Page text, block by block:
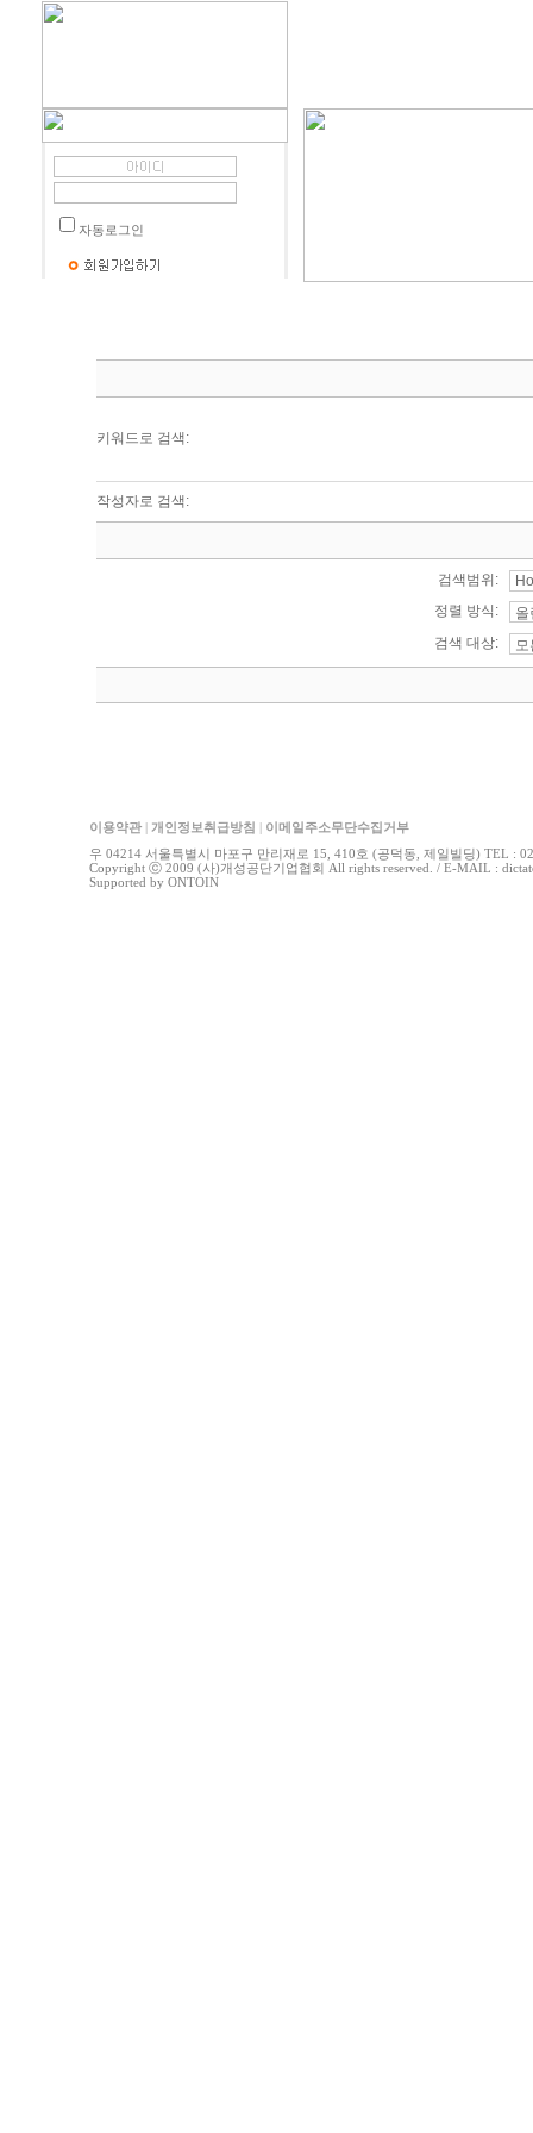
자동로그인
키워드로 검색:
작성자로 검색:
검색범위:
정렬 방식:
검색 대상:
이용약관 개인정보취급방침
이메일주소무단수집거부
우 04214 서울특별시 마포구 만리재로 15, 410호 (공덕동, 제일빌딩) TEL :
Copyright ⓒ 2009 (사)개성공단기업협회 All rights reserved. / E-MAIL :
Supported by ONTOIN